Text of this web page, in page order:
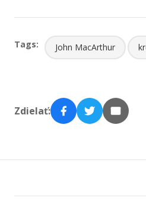
Tags: John MacArthur
Zdielať: